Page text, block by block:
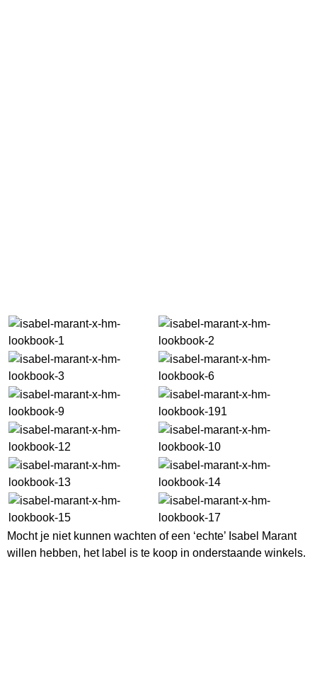
Mocht je niet kunnen wachten of een ‘echte’ Isabel Marant
willen hebben, het label is te koop in onderstaande winkels.